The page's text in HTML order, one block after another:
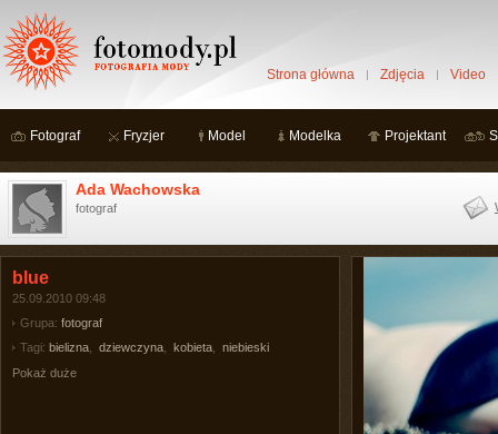
Strona główna Zdjęcia Video
Fotograf Fryzjer Model Modelka Projektant
Ada Wachowska
fotograf
blue
25.09.2010 09:48
Grupa: fotograf
Tagi: bielizna dziewczyna kobieta
niebieski
Pokaż duże